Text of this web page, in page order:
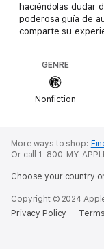
haciéndolas dudar
poderosa guía de
comparte su
Descubre un
lo que realmente
estrategias
tus decisiones
No dejes que el
GENRE
Nonfiction
More ways to shop:
Or call 1-800-MY-
Choose your country
Copyright © 2024
Privacy Policy